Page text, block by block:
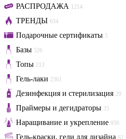
РАСПРОДАЖА 1214
ТРЕНДЫ 634
Подарочные сертификаты 5
Базы 526
Топы 213
Гель-лаки 2361
Дезинфекция и стерилизация 29
Праймеры и дегидраторы 35
Наращивание и укрепление 950
Гель-краски, гели для дизайна 62